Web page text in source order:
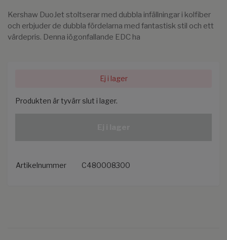
Kershaw DuoJet stoltserar med dubbla infällningar i kolfiber
och erbjuder de dubbla fördelarna med fantastisk stil och ett
värdepris. Denna iögonfallande EDC ha
Ej i lager
Produkten är tyvärr slut i lager.
Artikelnummer C480008300